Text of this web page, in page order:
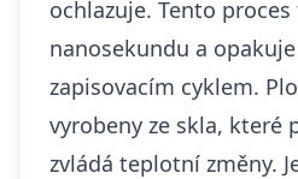
ochlazuje. Tento
nanosekundu a
zapisovacím cyklem.
vyrobeny ze skla, které
zvládá teplotní změny.